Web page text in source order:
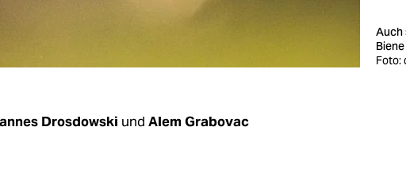
Auch
Biene
Foto:
Drosdowski und Alem Grabovac